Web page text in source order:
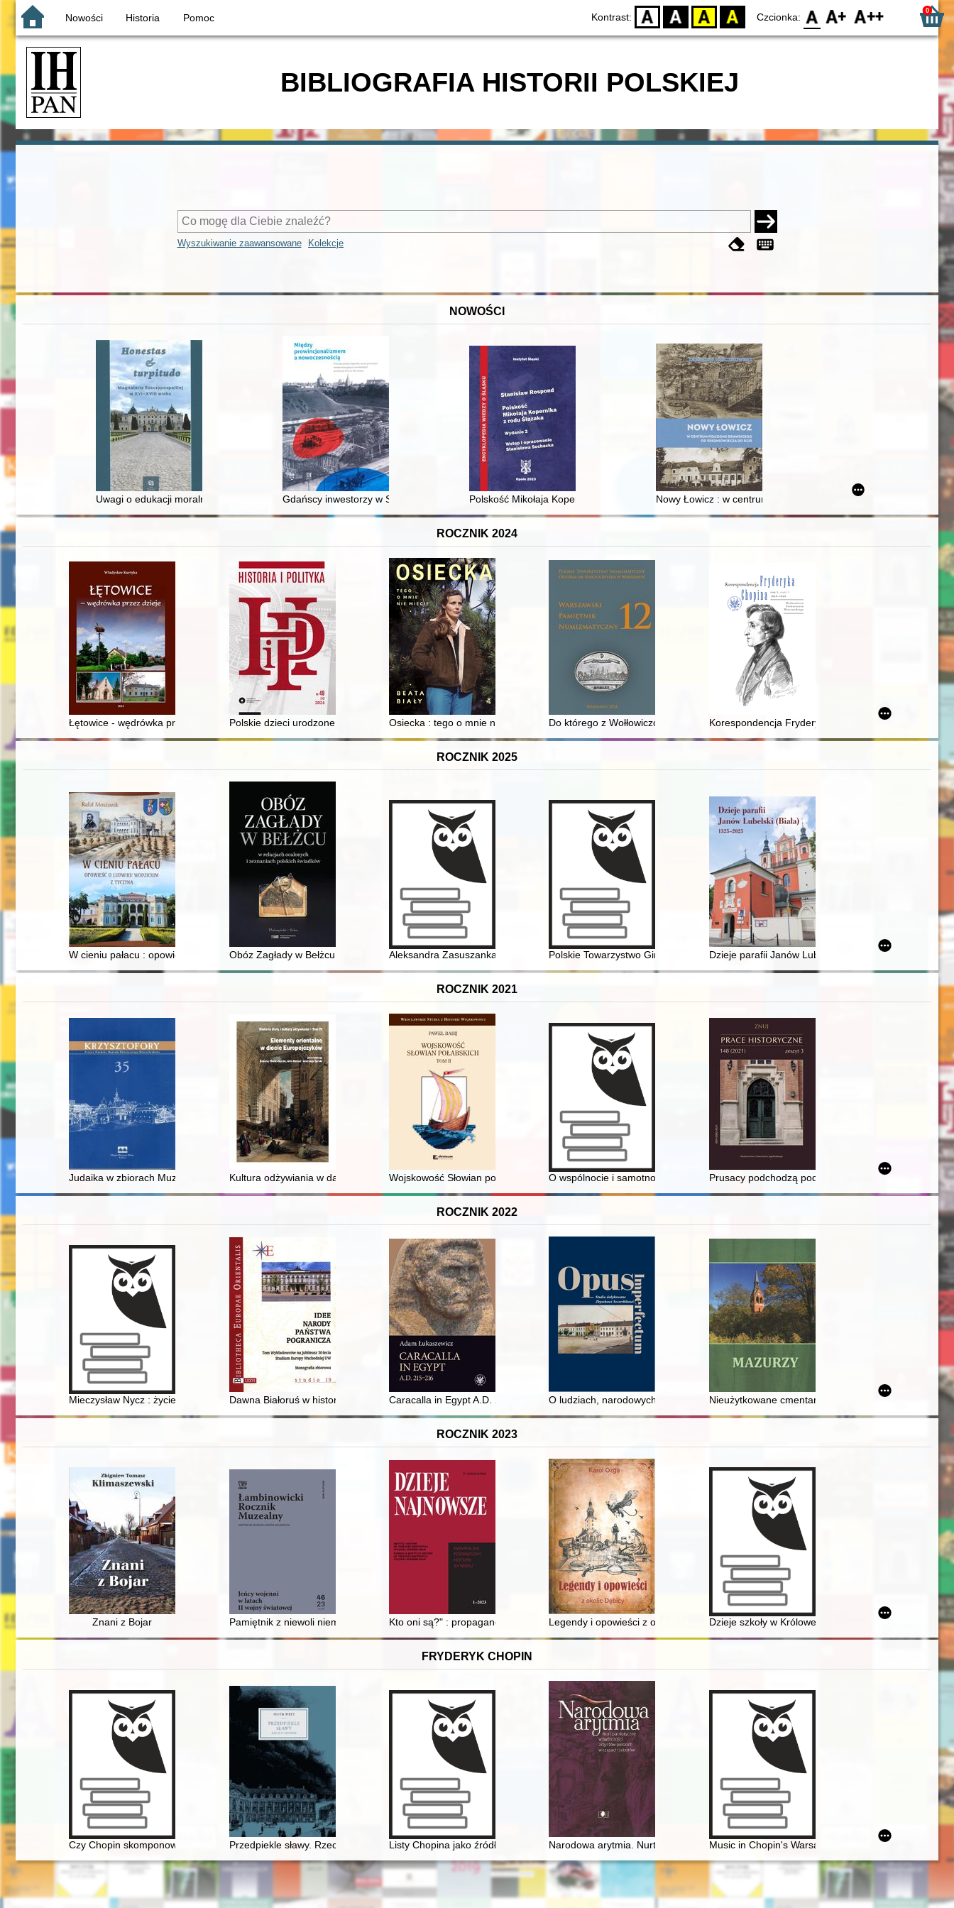
Nowości Historia Pomoc Kontrast: D BW YB BY Czcionka: F0 F1 F2 0
BIBLIOGRAFIA HISTORII POLSKIEJ
Wyszukiwanie zaawansowane Kolekcje
NOWOŚCI
Uwagi o edukacji moralnej synów szlacheckich w XVI-wiecznej RzeczypospolitejGdańscy inwestorzy w Sopocie : prestiż finansowy i towarzyski lokalnego mieszczaństwa w 2. poł. XIX w
Polskość Mikołaja Kopernika z rodu ŚlązakaNowy Łowicz : w centrum poligonu drawskiego od średniowiecza
ROCZNIK 2024
Łętowice - wędrówka przez dzieje Polskie dzieci urodzone zwojennych gwałtów : refleksje nad książką Jakuba Gałęziowskiego "Niedopowiedziane biografie. Polskie dzieci urodzone zpowodu
Osiecka : tego o mnie nie wiecie Do którego z Wołłowiczów herbu Bogoria należał unikalny liczman wileński? = To which
Korespondencja Fryderyka Chopina. T. 3 cz. 3,
ROCZNIK 2025
W cieniu pałacu : opowieść o Ludwiku Wodzickim z TyczynaObóz Zagłady w Bełżcu : w relacjach ocalonych i zeznaniach polskich świadków
Aleksandra Zasuszanka-Dobrowolska (1906-1989) : życie i działalność = Aleksandra Zasuszanka-Dobrowolska (1906-1989)
Polskie Towarzystwo Gimnastyczne "Sokół" : Rymanów 1907-2022
Dzieje parafii Janów Lubelski (Biała) 1325-2025
ROCZNIK 2021
Judaika w zbiorach Muzeum Uniwersytetu Jagiellońskiego w Collegium Maius
Kultura odżywiania w dawnym IzraeluWojskowość Słowian połabskich. T. 2O wspólnocie i samotnościach w kulturze ludowejPrusacy podchodzą pod Wawel : plany obrony
ROCZNIK 2022
Mieczysław Nycz : życie dłutem pisaneDawna Białoruś w historycznej koncepcji polskiego mediewisty Henryka Paszkiewicza (1897-1979)
Caracalla in Egypt A.D. 215-216 O ludziach, narodowych pamiątkach i pasji kolekcjonerskiej : Muzeum Narodowe Polskie
Nieużytkowane cmentarze ewangelickie w Leśnym
ROCZNIK 2023
Znani z Bojar Pamiętnik z niewoli niemieckiej i internowania w Szwajcarii za lata 1944 i 1945 : (fragmenty)
Kto oni są?" : propaganda antysowiecka w niemieckich broszurach polskojęzycznych z okresu II wojny światowej
Legendy i opowieści z okolic Dębicy Dzieje szkoły w Królowej Polskiej w stuletniej historii
FRYDERYK CHOPIN
Czy Chopin skomponował etiudę rewolucyjną?Przedpiekle sławy. Rzecz o ChopinieListy Chopina jako źródło informacji do badań nad rodziną Tytusa Woyciechowskiego
Narodowa arytmia. Nurt patriotyczny w twórczości artystów polskich w czasach zaborów
Music in Chopin's Warsaw